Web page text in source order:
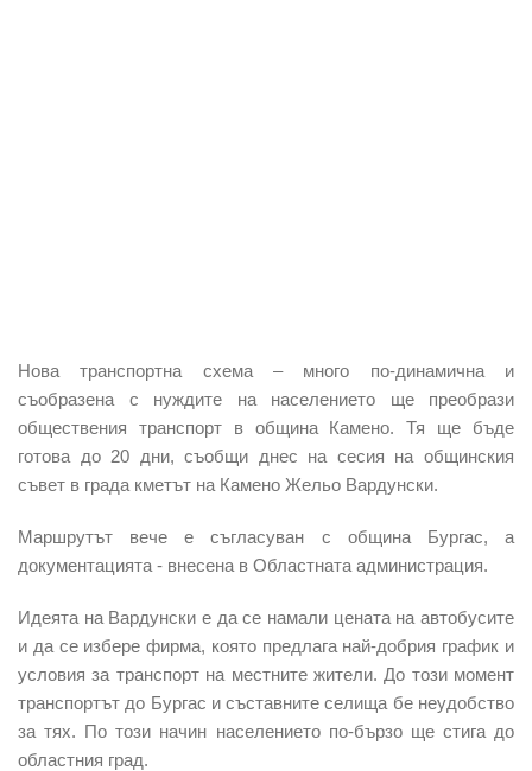
Нова транспортна схема – много по-динамична и
съобразена с нуждите на населението ще преобрази
обществения транспорт в община Камено. Тя ще бъде
готова до 20 дни, съобщи днес на сесия на общинския
съвет в града кметът на Камено Жельо Вардунски.
Маршрутът вече е съгласуван с община Бургас, а
документацията - внесена в Областната администрация.
Идеята на Вардунски е да се намали цената на автобусите
и да се избере фирма, която предлага най-добрия график и
условия за транспорт на местните жители. До този момент
транспортът до Бургас и съставните селища бе неудобство
за тях. По този начин населението по-бързо ще стига до
областния град.